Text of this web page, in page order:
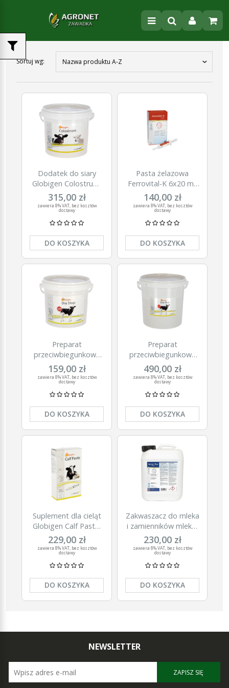
Sortuj wg: Nazwa produktu A-Z
Dodatek do siary
Globigen Colostrum,
1 kg, EW Nutrition
315,00 zł
zawiera 8% VAT, bez kosztów
dostawy
DO KOSZYKA
Pasta żelazowa
Ferrovital-K 6x20 ml,
Agrochemica
140,00 zł
zawiera 8% VAT, bez kosztów
dostawy
DO KOSZYKA
Preparat
przeciwbiegunkowy
dla cieląt Globigen
Dia Stop, 2 kg, EW
Nutrition
159,00 zł
zawiera 8% VAT, bez kosztów
dostawy
DO KOSZYKA
Preparat
przeciwbiegunkowy
dla cieląt Globigen
Dia Stop, 7,5 kg, EW
Nutrition
490,00 zł
zawiera 8% VAT, bez kosztów
dostawy
DO KOSZYKA
Suplement dla cieląt
Globigen Calf Paste,
6 x 30 ml, EW
Nutrition
229,00 zł
zawiera 8% VAT, bez kosztów
dostawy
DO KOSZYKA
Zakwaszacz do mleka
i zamienników mleka,
Surlac® Plus, 5000
ml, Agrochemica
230,00 zł
zawiera 8% VAT, bez kosztów
dostawy
DO KOSZYKA
NEWSLETTER
ZAPISZ SIĘ